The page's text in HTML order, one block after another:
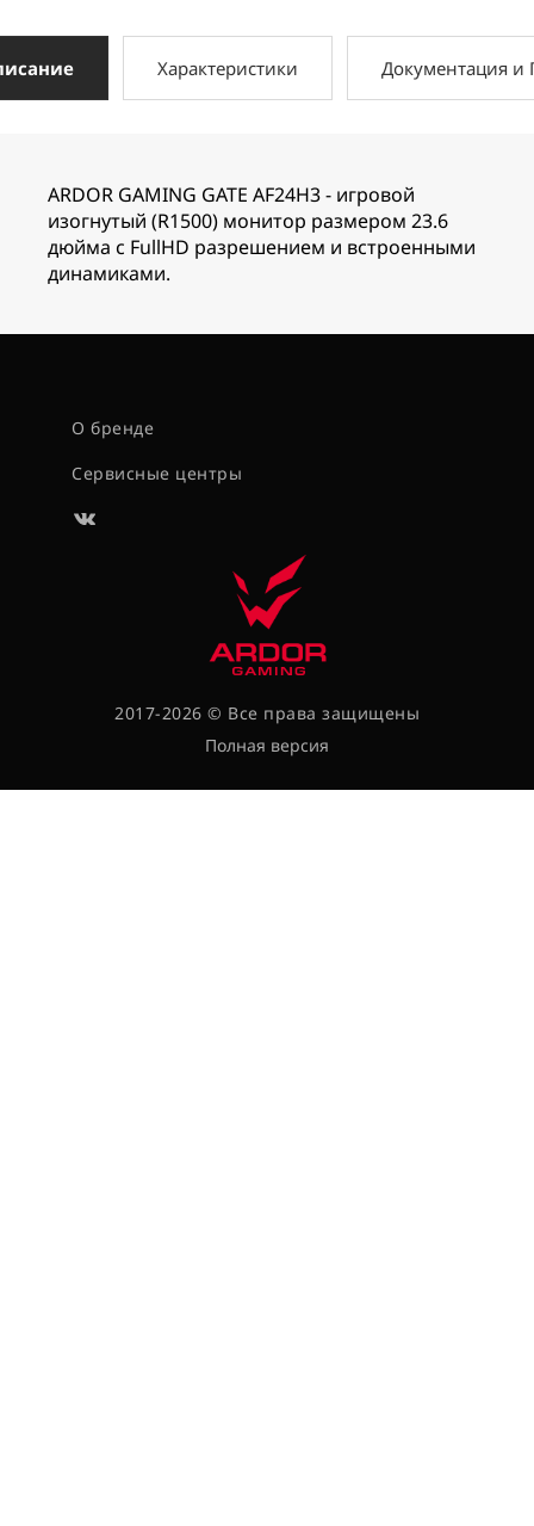
Характеристики Документация и
ARDOR GAMING GATE AF24H3 - игровой
изогнутый (R1500) монитор размером 23.6
дюйма с FullHD разрешением и встроенными
динамиками.
О бренде
Сервисные центры
2017-2026 © Все права защищены
Полная версия